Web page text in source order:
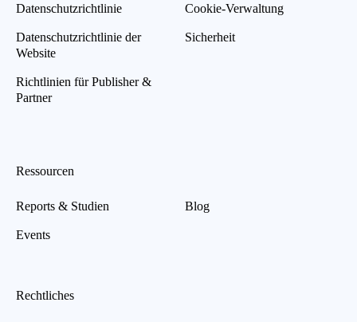
Datenschutzrichtlinie
Datenschutzrichtlinie der
Website
Richtlinien für Publisher &
Partner
Cookie-Verwaltung
Sicherheit
Ressourcen
Reports & Studien
Events
Blog
Rechtliches